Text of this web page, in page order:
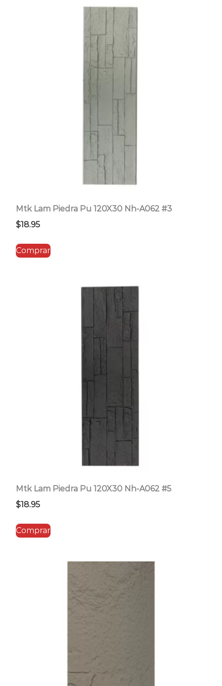
precio:
bajo
a
alto
Mtk Lam Piedra Pu 120X30 Nh-A062 #3
$18.95
Comprar
Mtk Lam Piedra Pu 120X30 Nh-A062 #5
$18.95
Comprar